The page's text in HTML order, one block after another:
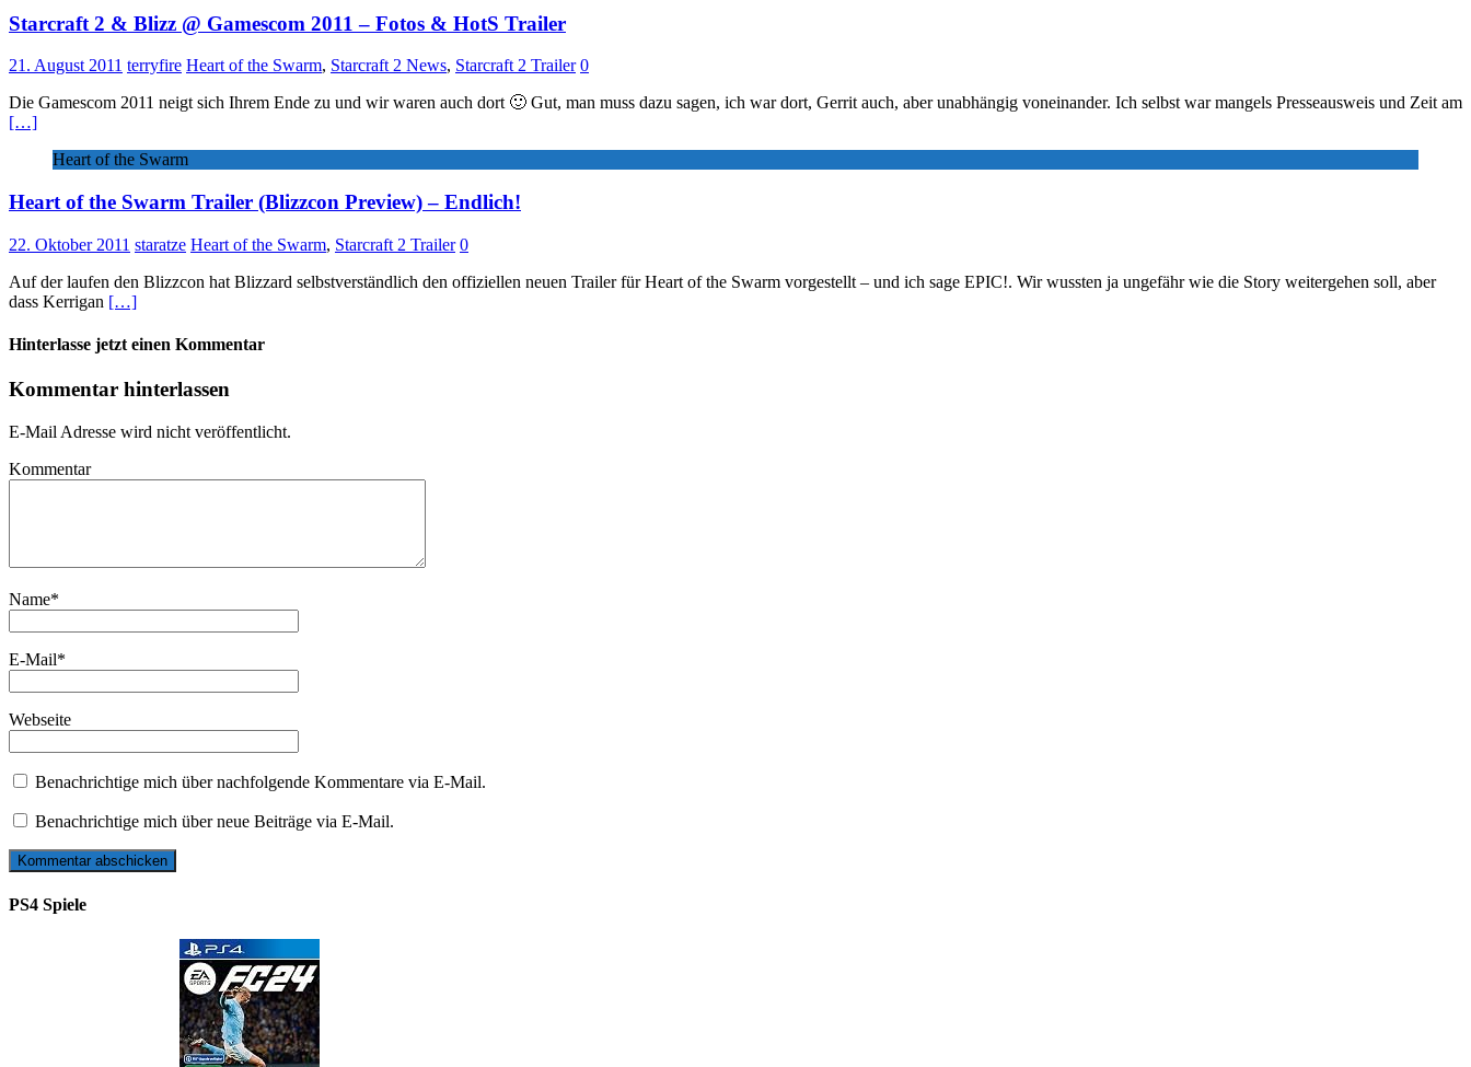
Starcraft 2 & Blizz @ Gamescom 2011 – Fotos & HotS Trailer
21. August 2011 terryfire Heart of the Swarm, Starcraft 2 News, Starcraft 2 Trailer 0
Die Gamescom 2011 neigt sich Ihrem Ende zu und wir waren auch dort 🙂 Gut, man muss dazu sagen, ich war dort, Gerrit auch, aber unabhängig voneinander. Ich selbst war mangels Presseausweis und Zeit am
[…]
Heart of the Swarm
Heart of the Swarm Trailer (Blizzcon Preview) – Endlich!
22. Oktober 2011 staratze Heart of the Swarm, Starcraft 2 Trailer 0
Auf der laufen den Blizzcon hat Blizzard selbstverständlich den offiziellen neuen Trailer für Heart of the Swarm vorgestellt – und ich sage EPIC!. Wir wussten ja ungefähr wie die Story weitergehen soll, aber
dass Kerrigan […]
Hinterlasse jetzt einen Kommentar
Kommentar hinterlassen
E-Mail Adresse wird nicht veröffentlicht.
Kommentar
Name*
E-Mail*
Webseite
Benachrichtige mich über nachfolgende Kommentare via E-Mail.
Benachrichtige mich über neue Beiträge via E-Mail.
PS4 Spiele